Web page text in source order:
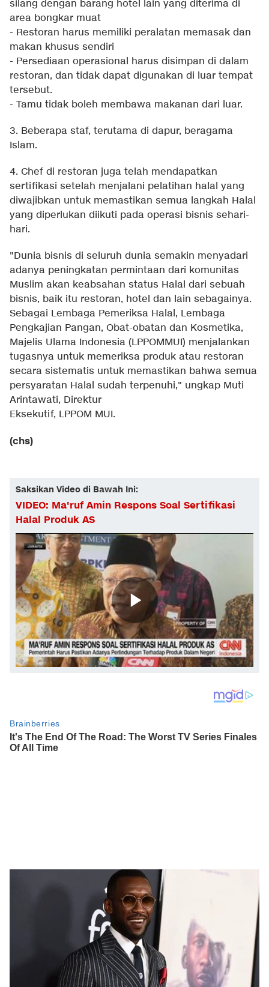
silang dengan barang hotel lain yang diterima di
area bongkar muat
- Restoran harus memiliki peralatan memasak dan
makan khusus sendiri
- Persediaan operasional harus disimpan di dalam
restoran, dan tidak dapat digunakan di luar tempat
tersebut.
- Tamu tidak boleh membawa makanan dari luar.
3. Beberapa staf, terutama di dapur, beragama
Islam.
4. Chef di restoran juga telah mendapatkan
sertifikasi setelah menjalani pelatihan halal yang
diwajibkan untuk memastikan semua langkah Halal
yang diperlukan diikuti pada operasi bisnis sehari-
hari.
"Dunia bisnis di seluruh dunia semakin menyadari
adanya peningkatan permintaan dari komunitas
Muslim akan keabsahan status Halal dari sebuah
bisnis, baik itu restoran, hotel dan lain sebagainya.
Sebagai Lembaga Pemeriksa Halal, Lembaga
Pengkajian Pangan, Obat-obatan dan Kosmetika,
Majelis Ulama Indonesia (LPPOMMUI) menjalankan
tugasnya untuk memeriksa produk atau restoran
secara sistematis untuk memastikan bahwa semua
persyaratan Halal sudah terpenuhi," ungkap Muti
Arintawati, Direktur
Eksekutif, LPPOM MUI.
(chs)
Saksikan Video di Bawah Ini:
VIDEO: Ma'ruf Amin Respons Soal Sertifikasi
Halal Produk AS